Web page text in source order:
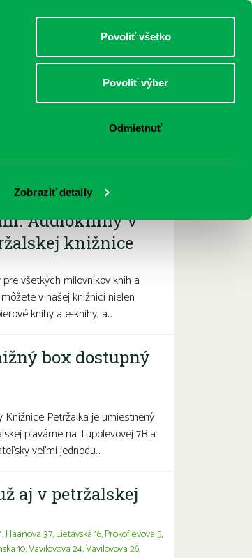
Zobraziť detaily
Povoliť všetko
Povoliť výber
Odmietnuť
DOSPELÍ
Audioknihy v
knižnice
všetkých milovníkov kníh a
v našej knižnici nielen
knihy a e-knihy, a...
box dostupný
Knižnice Petržalka je umiestnený
plavárne na Tupolevovej 7B a
veľmi jednodu...
aj v petržalskej
,Haanova 37,Lietavská 16,Prokofievova 5,
10,Vavilovova 24,Vavilovova 26,